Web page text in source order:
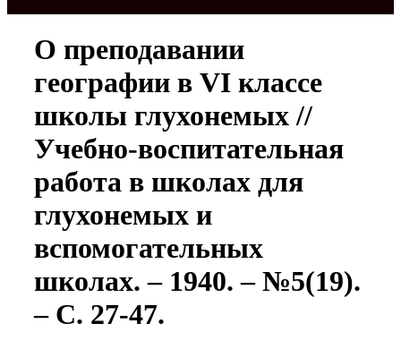
О преподавании
географии в VI классе
школы глухонемых //
Учебно-воспитательная
работа в школах для
глухонемых и
вспомогательных
школах. – 1940. – №5(19).
– С. 27-47.